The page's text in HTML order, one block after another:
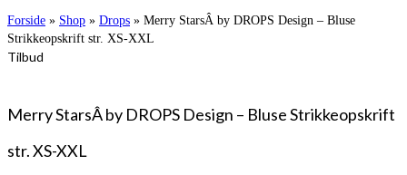
Forside » Shop » Drops » Merry StarsÂ by DROPS Design – Bluse
Strikkeopskrift str. XS-XXL
Tilbud
Merry StarsÂ by DROPS Design – Bluse Strikkeopskrift
str. XS-XXL